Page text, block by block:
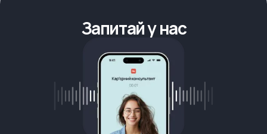
Запитай у нас